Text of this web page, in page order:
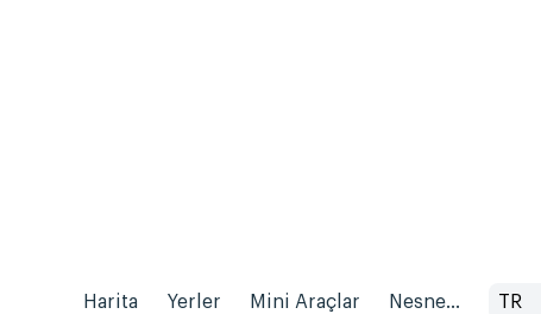
Harita Yerler Mini Araçlar Nesne... TR